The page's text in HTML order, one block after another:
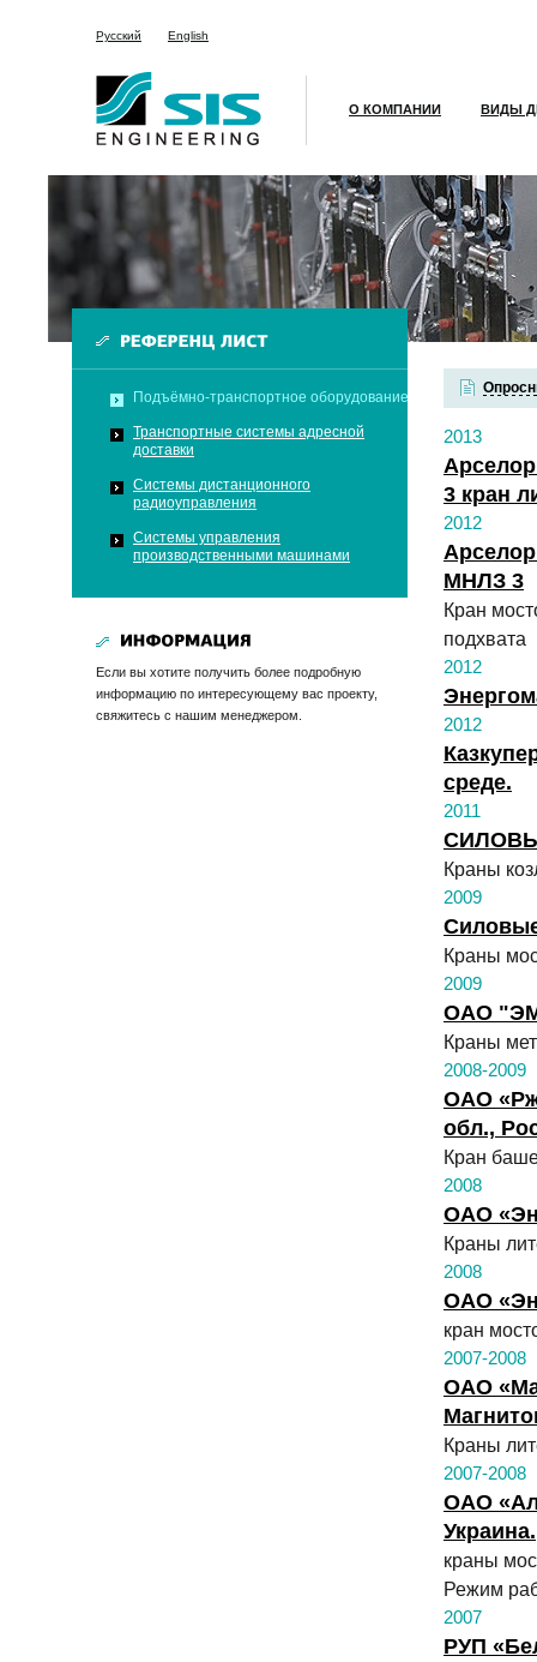
Русский English
О КОМПАНИИ ВИДЫ
Подъёмно-транспортное оборудование
Транспортные системы адресной
доставки
Системы дистанционного
радиоуправления
Системы управления
производственными машинами
Если вы хотите получить более подробную
информацию по интересующему вас проекту,
свяжитесь с нашим менеджером.
2013
3 кран
2012
МНЛЗ 3
Кран
подхвата
2012
2012
среде.
2011
Краны
2009
Краны
2009
ОАО
Краны
2008-2009
ОАО
обл.,
Кран
2008
ОАО
Краны
2008
ОАО
кран
2007-2008
ОАО
Краны
2007-2008
ОАО
Украина.
краны
Режим
2007
РУП